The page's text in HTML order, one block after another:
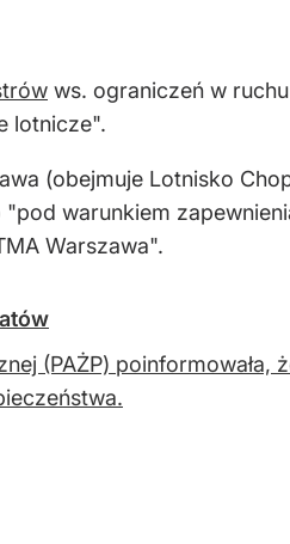
ws. ograniczeń w
lotnicze".
(obejmuje Lotnisko
warunkiem
Warszawa".
(PAŻP) poinformowała,